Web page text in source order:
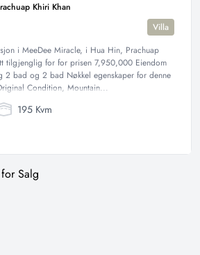
Khiri Khan
Villa
i MeeDee Miracle, i Hua Hin, Prachuap
tilgjenglig for for prisen 7,950,000 Eiendom
2 bad og 2 bad Nøkkel egenskaper for denne
Condition, Mountain...
195 Kvm